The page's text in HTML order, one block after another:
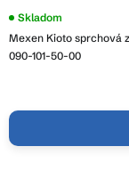
Mexen Kioto sprchová
090-101-50-00
Skladom